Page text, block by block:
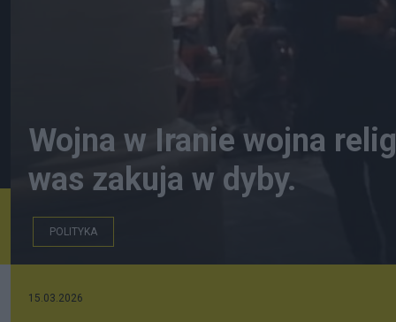
Wojna w Iranie wojna
was zakuja w dyby.
POLITYKA
15.03.2026